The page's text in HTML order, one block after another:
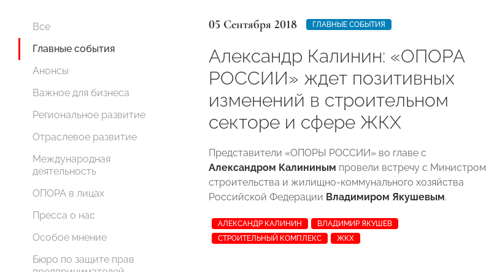
Все
Главные события
Анонсы
Важное для бизнеса
Региональное развитие
Отраслевое развитие
Международная
деятельность
ОПОРА в лицах
Пресса о нас
Особое мнение
Бюро по защите прав
05 Сентября 2018 ГЛАВНЫЕ СОБЫТИЯ
Александр Калинин: «ОПОРА
РОССИИ» ждет позитивных
изменений в строительном
секторе и сфере ЖКХ
Представители «ОПОРЫ РОССИИ» во главе с
Александром Калининым провели встречу с Министром
строительства и жилищно-коммунального хозяйства
Российской Федерации Владимиром Якушевым.
АЛЕКСАНДР КАЛИНИН
ВЛАДИМИР ЯКУШЕВ
СТРОИТЕЛЬНЫЙ КОМПЛЕКС
ЖКХ